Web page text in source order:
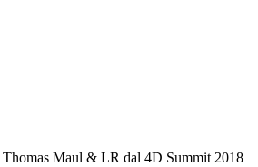
Maul & LR dal 4D Summit 2018